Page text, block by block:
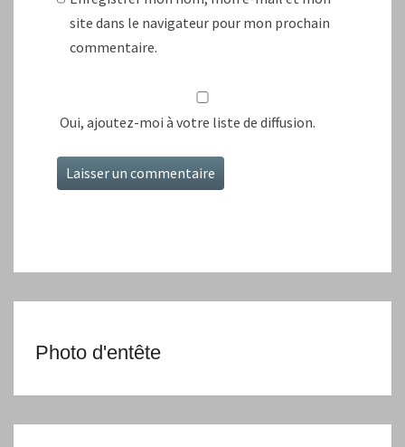
site dans le navigateur pour mon prochain
commentaire.
Oui, ajoutez-moi à votre liste de diffusion.
Photo d'entête